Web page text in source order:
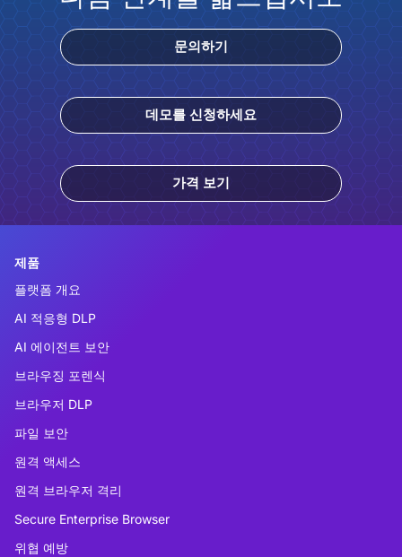
문의하기
데모를 신청하세요
가격 보기
제품
플랫폼 개요
AI 적응형 DLP
AI 에이전트 보안
브라우징 포렌식
브라우저 DLP
파일 보안
원격 액세스
원격 브라우저 격리
Secure Enterprise Browser
위협 예방